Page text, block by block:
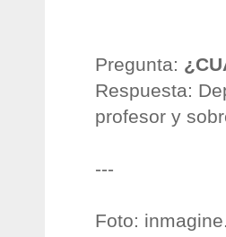
Pregunta:
Respuesta:
profesor y
---
Foto: